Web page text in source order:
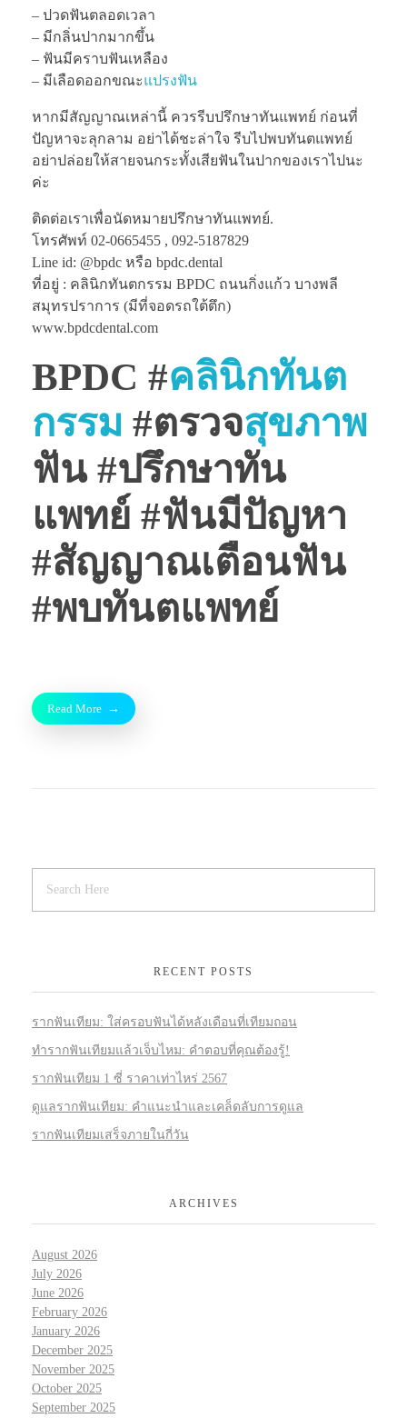
– ปวดฟันตลอดเวลา
– มีกลิ่นปากมากขึ้น
– ฟันมีคราบฟันเหลือง
– มีเลือดออกขณะแปรงฟัน
หากมีสัญญาณเหล่านี้ ควรรีบปรึกษาทันแพทย์ ก่อนที่
ปัญหาจะลุกลาม อย่าได้ชะล่าใจ รีบไปพบทันตแพทย์
อย่าปล่อยให้สายจนกระทั้งเสียฟันในปากของเราไปนะ
ค่ะ
ติดต่อเราเพื่อนัดหมายปรึกษาทันแพทย์.
โทรศัพท์ 02-0665455 , 092-5187829
Line id: @bpdc หรือ bpdc.dental
ที่อยู่ : คลินิกทันตกรรม BPDC ถนนกิ่งแก้ว บางพลี
สมุทรปราการ (มีที่จอดรถใต้ตึก)
www.bpdcdental.com
BPDC #คลินิกทันต
กรรม #ตรวจสุขภาพ
ฟัน #ปรึกษาทัน
แพทย์ #ฟันมีปัญหา
#สัญญาณเตือนฟัน
#พบทันตแพทย์
Read More
RECENT POSTS
รากฟันเทียม: ใส่ครอบฟันได้หลังเดือนที่เทียมถอน
ทำรากฟันเทียมแล้วเจ็บไหม: คำตอบที่คุณต้องรู้!
รากฟันเทียม 1 ซี่ ราคาเท่าไหร่ 2567
ดูแลรากฟันเทียม: คำแนะนำและเคล็ดลับการดูแล
รากฟันเทียมเสร็จภายในกี่วัน
ARCHIVES
August 2026
July 2026
June 2026
February 2026
January 2026
December 2025
November 2025
October 2025
September 2025